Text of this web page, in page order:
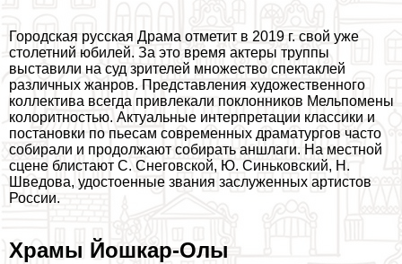
Городская русская Драма отметит в 2019 г. свой уже
столетний юбилей. За это время актеры труппы
выставили на суд зрителей множество спектаклей
различных жанров. Представления художественного
коллектива всегда привлекали поклонников Мельпомены
колоритностью. Актуальные интерпретации классики и
постановки по пьесам современных драматургов часто
собирали и продолжают собирать аншлаги. На местной
сцене блистают С. Снеговской, Ю. Синьковский, Н.
Шведова, удостоенные звания заслуженных артистов
России.
Храмы Йошкар-Олы